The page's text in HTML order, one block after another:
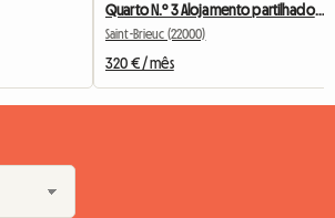
Quarto N.º 3 Alojamento partilhado St Brieuc Fac IUT 260 €
Saint-Brieuc (22000)
320 € / mês